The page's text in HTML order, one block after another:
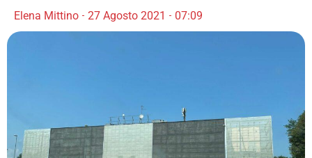
Elena Mittino 27 Agosto 2021 07:09